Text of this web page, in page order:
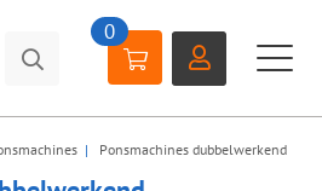
0
Ponsmachines dubbelwerkend